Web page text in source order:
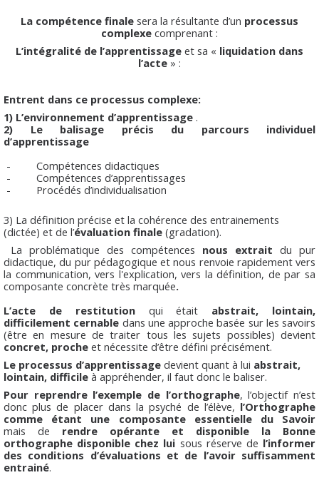
La compétence finale sera la résultante d’un processus
complexe comprenant :
L’intégralité de l’apprentissage et sa « liquidation dans
l’acte » :
Entrent dans ce processus complexe:
1) L’environnement d’apprentissage .
2) Le balisage précis du parcours individuel
d’apprentissage
- Compétences didactiques
- Compétences d’apprentissages
- Procédés d’individualisation
3) La définition précise et la cohérence des entrainements
(dictée) et de l’évaluation finale (gradation).
La problématique des compétences nous extrait du pur
didactique, du pur pédagogique et nous renvoie rapidement vers
la communication, vers l'explication, vers la définition, de par sa
composante concrète très marquée.
L’acte de restitutionqui était abstrait, lointain,
difficilement cernable dans une approche basée sur les savoirs
(être en mesure de traiter tous les sujets possibles) devient
concret, proche et nécessite d’être défini précisément.
Le processus d’apprentissage devient quant à lui abstrait,
lointain, difficile à appréhender, il faut donc le baliser.
Pour reprendre l’exemple de l’orthographe, l’objectif n’est
donc plus de placer dans la psyché de l’élève, l’Orthographe
comme étant une composante essentielle du Savoir
mais de rendre opérante et disponible la Bonne
orthographe disponible chez lui sous réserve de l’informer
des conditions d’évaluations et de l’avoir suffisamment
entrainé.